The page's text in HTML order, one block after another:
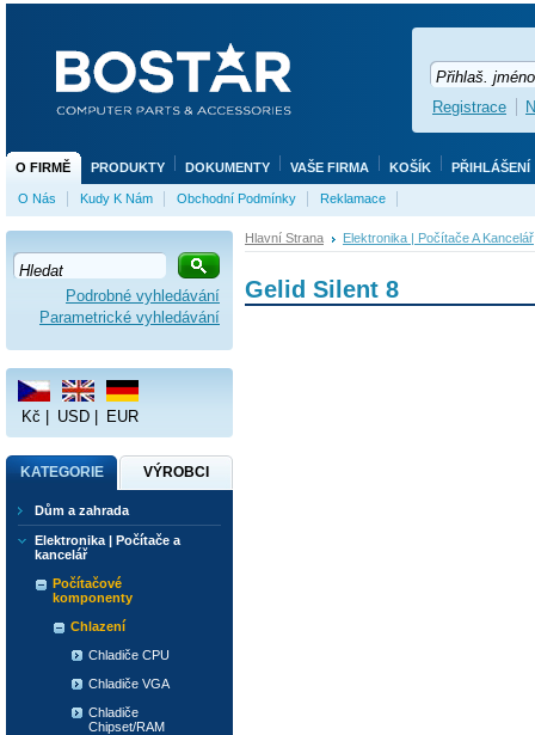
Hlavní Strana Elektronika | Počítače A Kancelář
Gelid Silent 8
Podrobné vyhledávání
Parametrické vyhledávání
Kč USD EUR
KATEGORIE VÝROBCI
Dům a zahrada
Elektronika | Počítače a
kancelář
Počítačové
komponenty
Chlazení
Chladiče CPU
Chladiče VGA
Chladiče
Chipset/RAM
O FIRMĚ PRODUKTY DOKUMENTY VAŠE FIRMA KOŠÍK PŘIHLÁŠENÍ
O Nás Kudy K Nám Obchodní Podmínky Reklamace
Registrace